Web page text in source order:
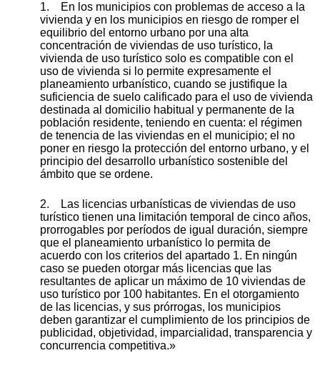
1. En los municipios con problemas de acceso a la
vivienda y en los municipios en riesgo de romper el
equilibrio del entorno urbano por una alta
concentración de viviendas de uso turístico, la
vivienda de uso turístico solo es compatible con el
uso de vivienda si lo permite expresamente el
planeamiento urbanístico, cuando se justifique la
suficiencia de suelo calificado para el uso de vivienda
destinada al domicilio habitual y permanente de la
población residente, teniendo en cuenta: el régimen
de tenencia de las viviendas en el municipio; el no
poner en riesgo la protección del entorno urbano, y el
principio del desarrollo urbanístico sostenible del
ámbito que se ordene.
2. Las licencias urbanísticas de viviendas de uso
turístico tienen una limitación temporal de cinco años,
prorrogables por períodos de igual duración, siempre
que el planeamiento urbanístico lo permita de
acuerdo con los criterios del apartado 1. En ningún
caso se pueden otorgar más licencias que las
resultantes de aplicar un máximo de 10 viviendas de
uso turístico por 100 habitantes. En el otorgamiento
de las licencias, y sus prórrogas, los municipios
deben garantizar el cumplimiento de los principios de
publicidad, objetividad, imparcialidad, transparencia y
concurrencia competitiva.»